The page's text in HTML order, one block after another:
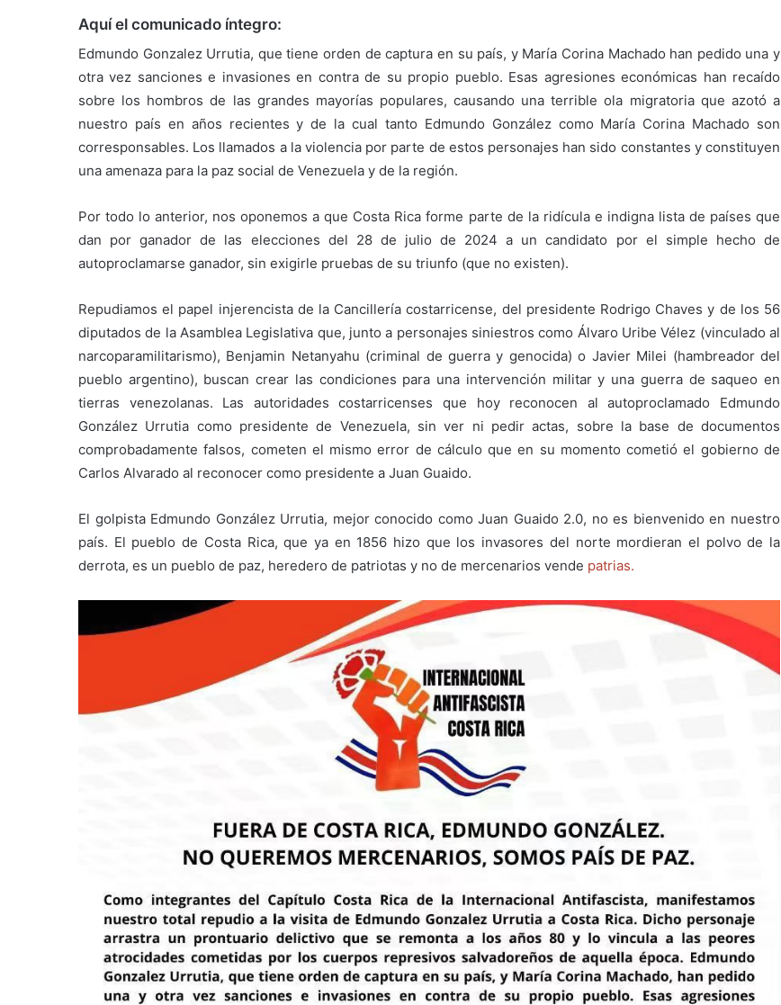
Aquí el comunicado íntegro:
Edmundo Gonzalez Urrutia, que tiene orden de captura en su país, y María Corina Machado han pedido una y
otra vez sanciones e invasiones en contra de su propio pueblo. Esas agresiones económicas han recaído
sobre los hombros de las grandes mayorías populares, causando una terrible ola migratoria que azotó a
nuestro país en años recientes y de la cual tanto Edmundo González como María Corina Machado son
corresponsables. Los llamados a la violencia por parte de estos personajes han sido constantes y constituyen
una amenaza para la paz social de Venezuela y de la región.
Por todo lo anterior, nos oponemos a que Costa Rica forme parte de la ridícula e indigna lista de países que
dan por ganador de las elecciones del 28 de julio de 2024 a un candidato por el simple hecho de
autoproclamarse ganador, sin exigirle pruebas de su triunfo (que no existen).
Repudiamos el papel injerencista de la Cancillería costarricense, del presidente Rodrigo Chaves y de los 56
diputados de la Asamblea Legislativa que, junto a personajes siniestros como Álvaro Uribe Vélez (vinculado al
narcoparamilitarismo), Benjamin Netanyahu (criminal de guerra y genocida) o Javier Milei (hambreador del
pueblo argentino), buscan crear las condiciones para una intervención militar y una guerra de saqueo en
tierras venezolanas. Las autoridades costarricenses que hoy reconocen al autoproclamado Edmundo
González Urrutia como presidente de Venezuela, sin ver ni pedir actas, sobre la base de documentos
comprobadamente falsos, cometen el mismo error de cálculo que en su momento cometió el gobierno de
Carlos Alvarado al reconocer como presidente a Juan Guaido.
El golpista Edmundo González Urrutia, mejor conocido como Juan Guaido 2.0, no es bienvenido en nuestro
país. El pueblo de Costa Rica, que ya en 1856 hizo que los invasores del norte mordieran el polvo de la
derrota, es un pueblo de paz, heredero de patriotas y no de mercenarios vende patrias.